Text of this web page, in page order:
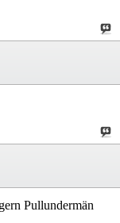
Pullundermän